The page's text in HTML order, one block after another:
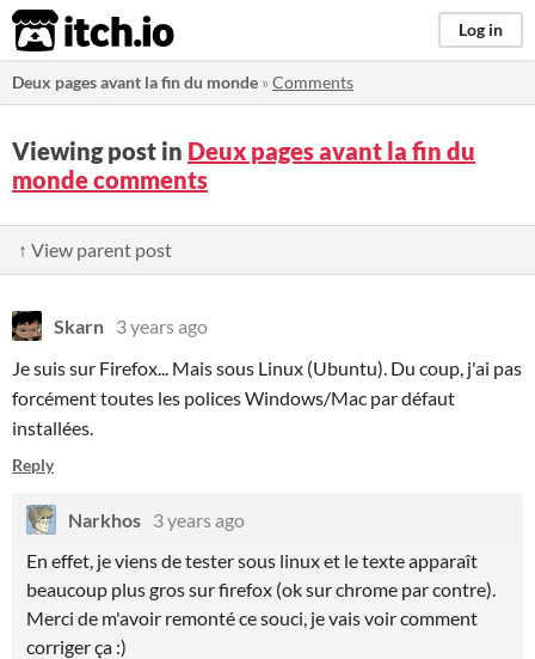
itch.io Log in
Deux pages avant la fin du monde »Comments
Viewing post in Deux pages avant la fin du
monde comments
↑ View parent post
Skarn 3 years ago
Je suis sur Firefox... Mais sous Linux (Ubuntu). Du coup, j'ai pas
forcément toutes les polices Windows/Mac par défaut
installées.
Reply
Narkhos 3 years ago
En effet, je viens de tester sous linux et le texte apparaît
beaucoup plus gros sur firefox (ok sur chrome par contre).
Merci de m'avoir remonté ce souci, je vais voir comment
corriger ça :)